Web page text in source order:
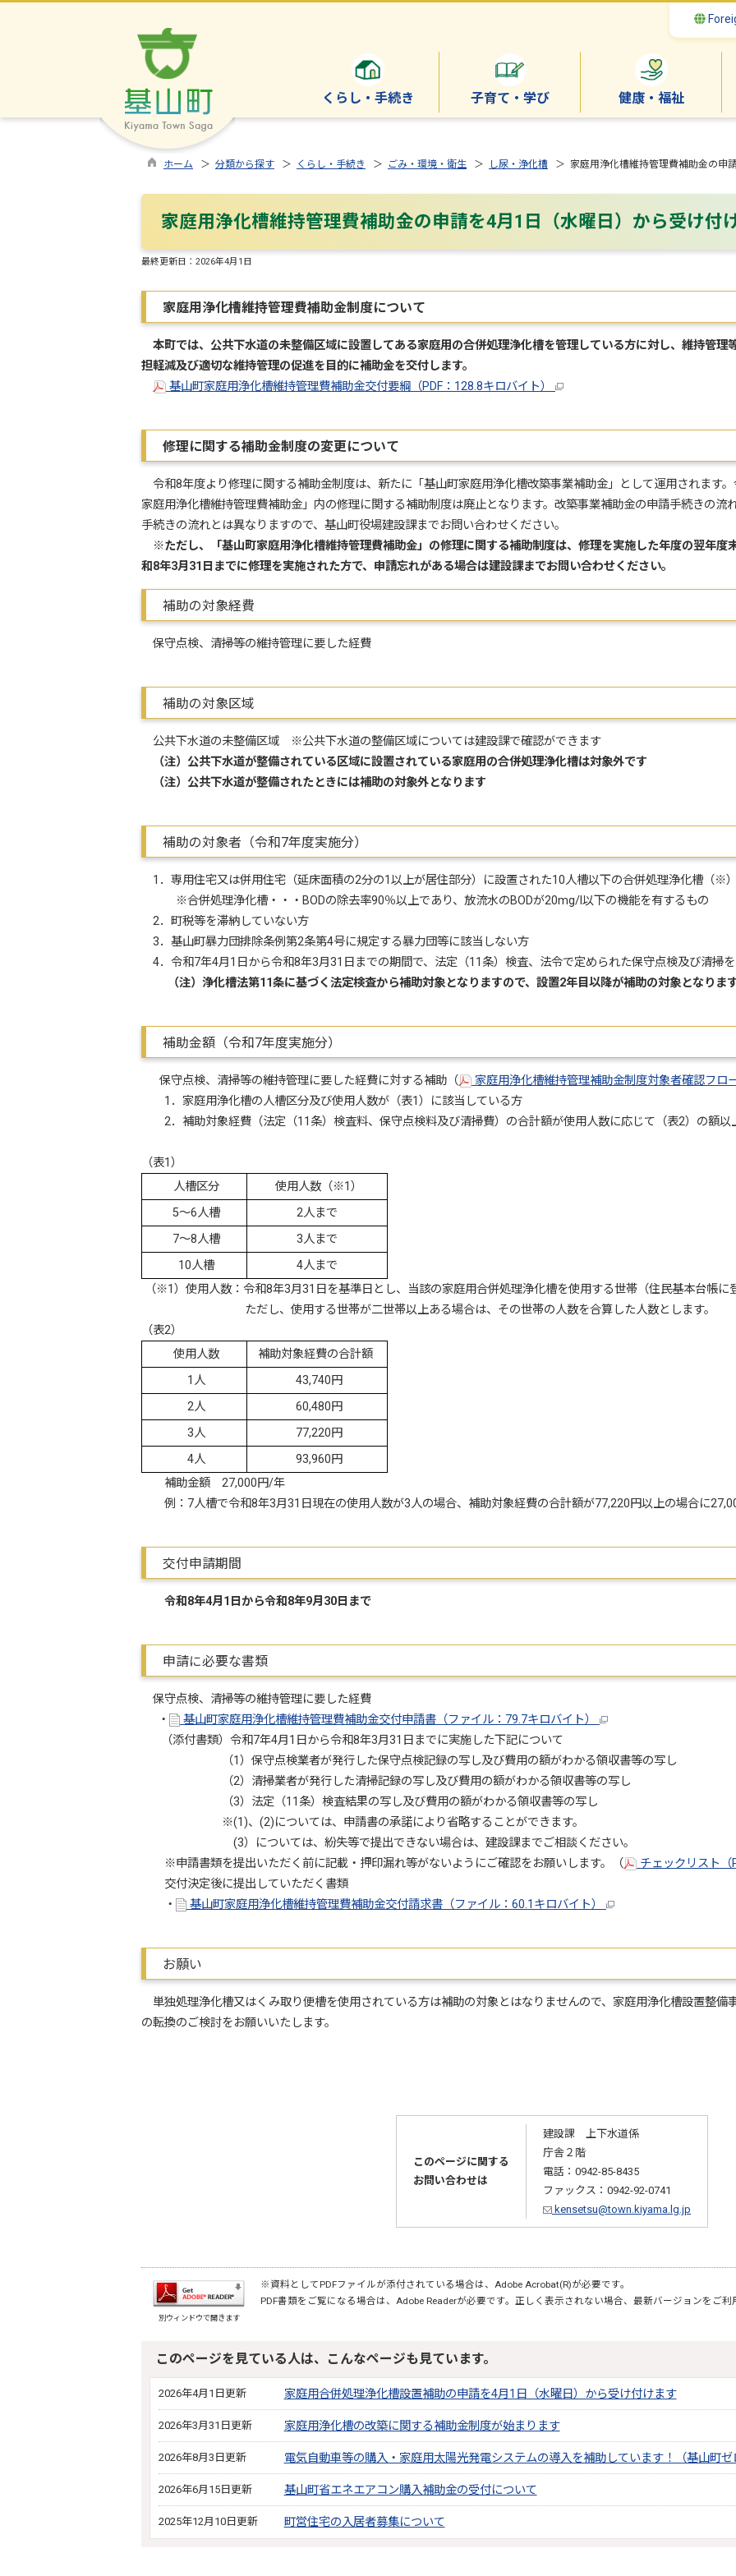
くらし・手続き 子育て・学び 健康・福祉
ホーム ＞ 分類から探す ＞ くらし・手続き ＞ ごみ・環境・衛生 ＞ し尿・浄化槽 ＞ 家庭用浄化槽維持管理費補助金の申
家庭用浄化槽維持管理費補助金の申請を4月1日（水曜日）から受け付
最終更新日： 2026年4月1日
家庭用浄化槽維持管理費補助金制度について
本町では、公共下水道の未整備区域に設置してある家庭用の合併処理浄化槽を管理している方に対し、維持管理
担軽減及び適切な維持管理の促進を目的に補助金を交付します。
基山町家庭用浄化槽維持管理費補助金交付要綱（PDF：128.8キロバイト）
修理に関する補助金制度の変更について
令和8年度より修理に関する補助金制度は、新たに「基山町家庭用浄化槽改築事業補助金」として運用されます
家庭用浄化槽維持管理費補助金」内の修理に関する補助制度は廃止となります。改築事業補助金の申請手続きの流
手続きの流れとは異なりますので、基山町役場建設課までお問い合わせください。
※ただし、「基山町家庭用浄化槽維持管理費補助金」の修理に関する補助制度は、修理を実施した年度の翌年度
和8年3月31日までに修理を実施された方で、申請忘れがある場合は建設課までお問い合わせください。
補助の対象経費
保守点検、清掃等の維持管理に要した経費
補助の対象区域
公共下水道の未整備区域 ※公共下水道の整備区域については建設課で確認ができます
（注）公共下水道が整備されている区域に設置されている家庭用の合併処理浄化槽は対象外です
（注）公共下水道が整備されたときには補助の対象外となります
補助の対象者（令和7年度実施分）
1．専用住宅又は併用住宅（延床面積の2分の1以上が居住部分）に設置された10人槽以下の合併処理浄化槽（※
※合併処理浄化槽・・・BODの除去率90％以上であり、放流水のBODが20mg/l以下の機能を有するもの
2．町税等を滞納していない方
3．基山町暴力団排除条例第2条第4号に規定する暴力団等に該当しない方
4．令和7年4月1日から令和8年3月31日までの期間で、法定（11条）検査、法令で定められた保守点検及び清掃
（注）浄化槽法第11条に基づく法定検査から補助対象となりますので、設置2年目以降が補助の対象となりま
補助金額（令和7年度実施分）
保守点検、清掃等の維持管理に要した経費に対する補助（ 家庭用浄化槽維持管理補助金制度対象者確認フロ
1．家庭用浄化槽の人槽区分及び使用人数が（表1）に該当している方
2．補助対象経費（法定（11条）検査料、保守点検料及び清掃費）の合計額が使用人数に応じて（表2）の額以
（表1）
人槽区分
使用人数（※1）
5～6人槽
2人まで
7～8人槽
3人まで
10人槽
4人まで
（※1）使用人数：令和8年3月31日を基準日とし、当該の家庭用合併処理浄化槽を使用する世帯（住民基本台帳に
ただし、使用する世帯が二世帯以上ある場合は、その世帯の人数を合算した人数とします。
（表2）
使用人数
補助対象経費の合計額
1人
43,740円
2人
60,480円
3人
77,220円
4人
93,960円
補助金額 27,000円/年
例：7人槽で令和8年3月31日現在の使用人数が3人の場合、補助対象経費の合計額が77,220円以上の場合に
交付申請期間
令和8年4月1日から令和8年9月30日まで
申請に必要な書類
保守点検、清掃等の維持管理に要した経費
・
基山町家庭用浄化槽維持管理費補助金交付申請書（ファイル：79.7キロバイト）
（添付書類）令和7年4月1日から令和8年3月31日までに実施した下記について
（1）保守点検業者が発行した保守点検記録の写し及び費用の額がわかる領収書等の写し
（2）清掃業者が発行した清掃記録の写し及び費用の額がわかる領収書等の写し
（3）法定（11条）検査結果の写し及び費用の額がわかる領収書等の写し
※(1)、(2)については、申請書の承諾により省略することができます。
(3）については、紛失等で提出できない場合は、建設課までご相談ください。
※申請書類を提出いただく前に記載・押印漏れ等がないようにご確認をお願いします。（
チェックリスト（
交付決定後に提出していただく書類
・
基山町家庭用浄化槽維持管理費補助金交付請求書（ファイル：60.1キロバイト）
お願い
単独処理浄化槽又はくみ取り便槽を使用されている方は補助の対象とはなりませんので、家庭用浄化槽設置整備
の転換のご検討をお願いいたします。
このページに関する
お問い合わせは
建設課 上下水道係
庁舎２階
電話：0942-85-8435
ファックス：0942-92-0741
kensetsu@town.kiyama.lg.jp
別ウィンドウで開きます
※資料としてPDFファイルが添付されている場合は、Adobe Acrobat(R)が必要です。
PDF書類をご覧になる場合は、Adobe Readerが必要です。正しく表示されない場合、最新バージョンをご利
このページを見ている人は、こんなページも見ています。
2026年4月1日更新 家庭用合併処理浄化槽設置補助の申請を4月1日（水曜日）から受け付けます
2026年3月31日更新 家庭用浄化槽の改築に関する補助金制度が始まります
2026年8月3日更新 電気自動車等の購入・家庭用太陽光発電システムの導入を補助しています！（基山町ゼ
2026年6月15日更新 基山町省エネエアコン購入補助金の受付について
2025年12月10日更新 町営住宅の入居者募集について